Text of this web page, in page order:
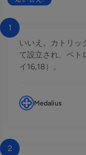
1
いいえ。カトリッ
て設立され、ペト
イ16,18）。
Medalius
2